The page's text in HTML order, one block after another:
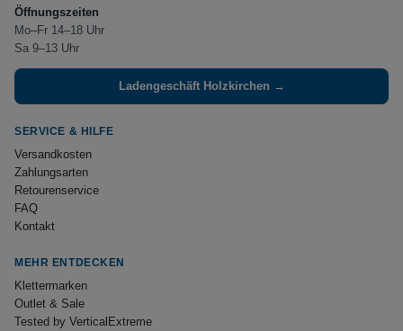
Öffnungszeiten
Mo–Fr 14–18 Uhr
Sa 9–13 Uhr
Ladengeschäft Holzkirchen →
SERVICE & HILFE
Versandkosten
Zahlungsarten
Retourenservice
FAQ
Kontakt
MEHR ENTDECKEN
Klettermarken
Outlet & Sale
Tested by VerticalExtreme